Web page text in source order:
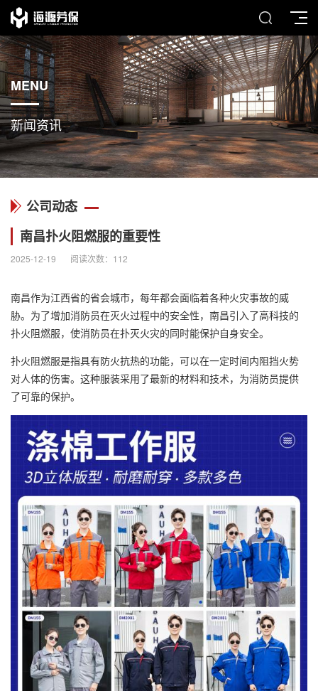
MENU
新闻资讯
公司动态
南昌扑火阻燃服的重要性
2025-12-19 阅读次数： 112
南昌作为江西省的省会城市，每年都会面临着各种火灾事故的威
胁。为了增加消防员在灭火过程中的安全性，南昌引入了高科技的
扑火阻燃服，使消防员在扑灭火灾的同时能保护自身安全。
扑火阻燃服是指具有防火抗热的功能，可以在一定时间内阻挡火势
对人体的伤害。这种服装采用了最新的材料和技术，为消防员提供
了可靠的保护。